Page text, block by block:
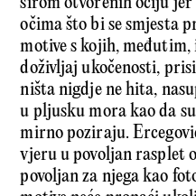
očima što bi se smjesta
motive s kojih,
doživljaj ukočenosti,
ništa nigdje ne hita,
u pljusku mora kao da
mirno poziraju.
vjeru u povoljan rasplet
povoljan za njega kao